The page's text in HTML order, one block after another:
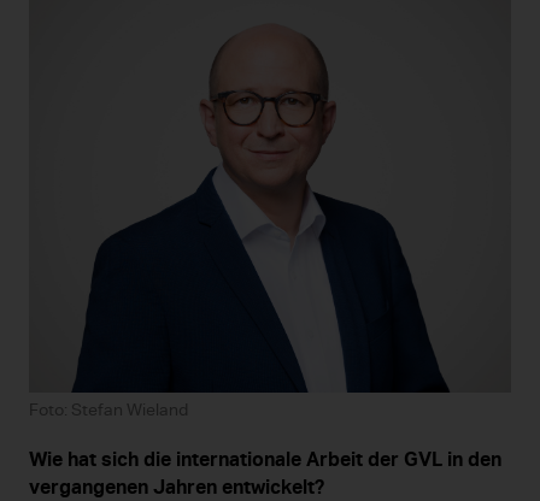
Foto: Stefan Wieland
Wie hat sich die internationale Arbeit der GVL in den
vergangenen Jahren entwickelt?